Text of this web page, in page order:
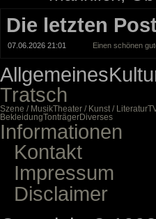
Die letzten
07.06.2026 21:01 Einen schönen
Allgemeines
Tratsch
Szene / MusikTheater / Kunst / Literatur
BekleidungTonträgerDiverses
Informationen
Kontakt
Impressum
Disclaimer